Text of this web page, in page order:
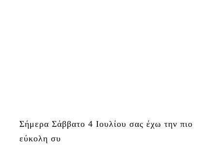
Σήμερα Σάββατο 4 Ιουλίου σας έχω την πιο
εύκολη συ